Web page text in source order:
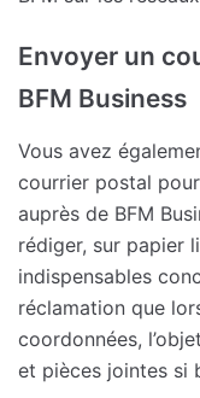
Envoyer un
BFM Business
Vous avez
courrier postal
auprès de BFM
rédiger, sur papier
indispensables
réclamation que
coordonnées,
et pièces jointes si